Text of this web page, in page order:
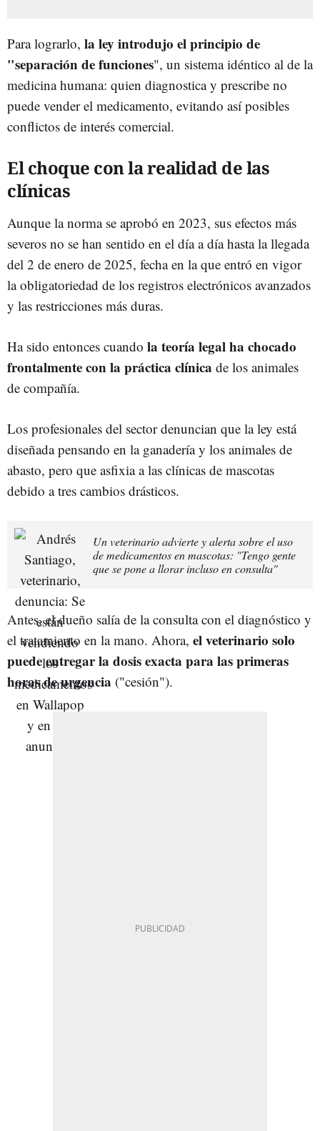
Para lograrlo, la ley introdujo el principio de
"separación de funciones", un sistema idéntico al de la
medicina humana: quien diagnostica y prescribe no
puede vender el medicamento, evitando así posibles
conflictos de interés comercial.
El choque con la realidad de las
clínicas
Aunque la norma se aprobó en 2023, sus efectos más
severos no se han sentido en el día a día hasta la llegada
del 2 de enero de 2025, fecha en la que entró en vigor
la obligatoriedad de los registros electrónicos avanzados
y las restricciones más duras.
Ha sido entonces cuando la teoría legal ha chocado
frontalmente con la práctica clínica de los animales
de compañía.
Los profesionales del sector denuncian que la ley está
diseñada pensando en la ganadería y los animales de
abasto, pero que asfixia a las clínicas de mascotas
debido a tres cambios drásticos.
Un veterinario advierte y alerta sobre el uso
de medicamentos en mascotas: "Tengo gente
que se pone a llorar incluso en consulta"
Antes, el dueño salía de la consulta con el diagnóstico y
el tratamiento en la mano. Ahora, el veterinario solo
puede entregar la dosis exacta para las primeras
horas de urgencia ("cesión").